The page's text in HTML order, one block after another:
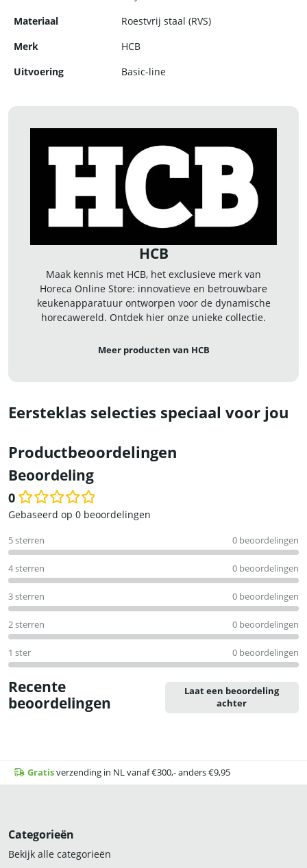
Materiaal
Roestvrij staal (RVS)
Merk
HCB
Uitvoering
Basic-line
HCB
Maak kennis met HCB, het exclusieve merk van
Horeca Online Store: innovatieve en betrouwbare
keukenapparatuur ontworpen voor de dynamische
horecawereld. Ontdek hier onze unieke collectie.
Meer producten van HCB
Eersteklas selecties speciaal voor jou
Productbeoordelingen
Beoordeling
0
Waardering
uit
5
Gebaseerd op 0 beoordelingen
5 sterren 0 beoordelingen
4 sterren 0 beoordelingen
3 sterren 0 beoordelingen
2 sterren 0 beoordelingen
1 ster 0 beoordelingen
Recente
beoordelingen
Laat een beoordeling
achter
Gratisverzending in NL vanaf €300,- anders €9,95
Categorieën
Bekijk alle categorieën